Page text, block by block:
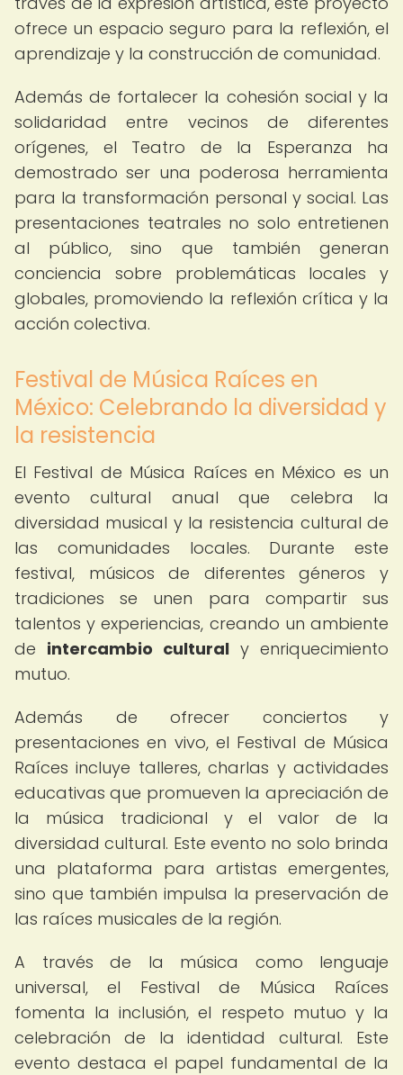
ofrece un espacio seguro para la reflexión, el
aprendizaje y la construcción de comunidad.
Además de fortalecer la cohesión social y la
solidaridad entre vecinos de diferentes
orígenes, el Teatro de la Esperanza ha
demostrado ser una poderosa herramienta
para la transformación personal y social. Las
presentaciones teatrales no solo entretienen
al público, sino que también generan
conciencia sobre problemáticas locales y
globales, promoviendo la reflexión crítica y la
acción colectiva.
Festival de Música Raíces en
México: Celebrando la diversidad y
la resistencia
El Festival de Música Raíces en México es un
evento cultural anual que celebra la
diversidad musical y la resistencia cultural de
las comunidades locales. Durante este
festival, músicos de diferentes géneros y
tradiciones se unen para compartir sus
talentos y experiencias, creando un ambiente
de intercambio cultural y enriquecimiento
mutuo.
Además de ofrecer conciertos y
presentaciones en vivo, el Festival de Música
Raíces incluye talleres, charlas y actividades
educativas que promueven la apreciación de
la música tradicional y el valor de la
diversidad cultural. Este evento no solo brinda
una plataforma para artistas emergentes,
sino que también impulsa la preservación de
las raíces musicales de la región.
A través de la música como lenguaje
universal, el Festival de Música Raíces
fomenta la inclusión, el respeto mutuo y la
celebración de la identidad cultural. Este
evento destaca el papel fundamental de la